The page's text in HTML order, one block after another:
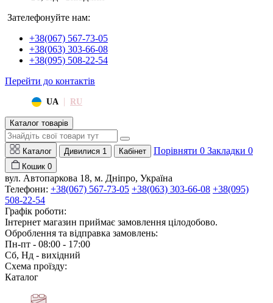
Зателефонуйте нам:
+38(067) 567-73-05
+38(063) 303-66-08
+38(095) 508-22-54
Перейти до контактів
UA | RU
Каталог товарів
Каталог Дивилися 1 Кабінет Порівняти 0 Закладки 0
Кошик 0
вул. Автопаркова 18, м. Дніпро, Україна
Телефони: +38(067) 567-73-05 +38(063) 303-66-08 +38(095)
508-22-54
Графік роботи:
Інтернет магазин приймає замовлення цілодобово.
Оброблення та відправка замовлень:
Пн-пт - 08:00 - 17:00
Сб, Нд - вихідний
Схема проїзду:
Каталог